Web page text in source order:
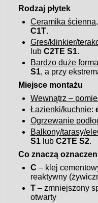
Rodzaj płytek
Ceramika
C1T.
Gres/klinkier/
lubC2TE S1.
Bardzo duże
S1, a przy
Miejsce montażu
Wewnątrz –
Łazienki/kuchnie:
Ogrzewanie
Balkony/tarasy/
S1 lubC2TE S2.
Co znaczą
C – klej
reaktywny
T – zmniejszony
otwarty